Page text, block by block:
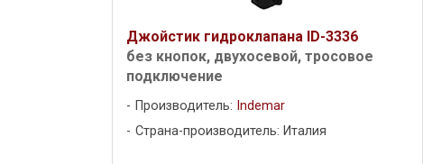
Джойстик гидроклапана ID-3336
без кнопок, двухосевой, тросовое
подключение
Производитель: Indemar
Страна-производитель: Италия